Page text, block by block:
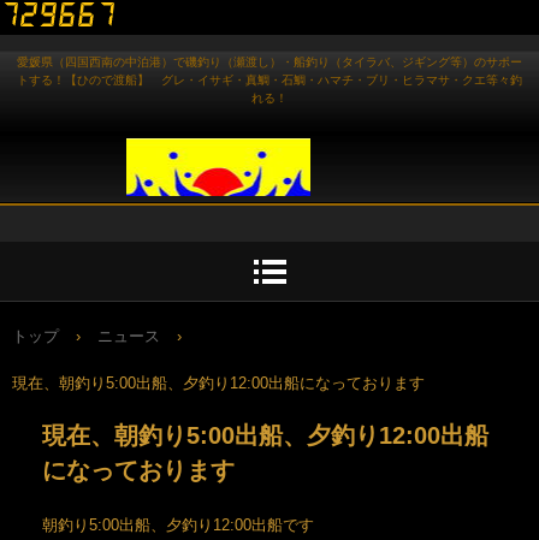
愛媛県（四国西南の中泊港）で磯釣り（瀬渡し）・船釣り（タイラバ、ジギング等）のサポー
トする！【ひので渡船】 グレ・イサギ・真鯛・石鯛・ハマチ・ブリ・ヒラマサ・クエ等々釣
れる！
トップ › ニュース ›
現在、朝釣り5:00出船、夕釣り12:00出船になっております
現在、朝釣り5:00出船、夕釣り12:00出船
になっております
朝釣り5:00出船、夕釣り12:00出船です